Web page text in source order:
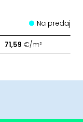
Na predaj
71,59 €/m²